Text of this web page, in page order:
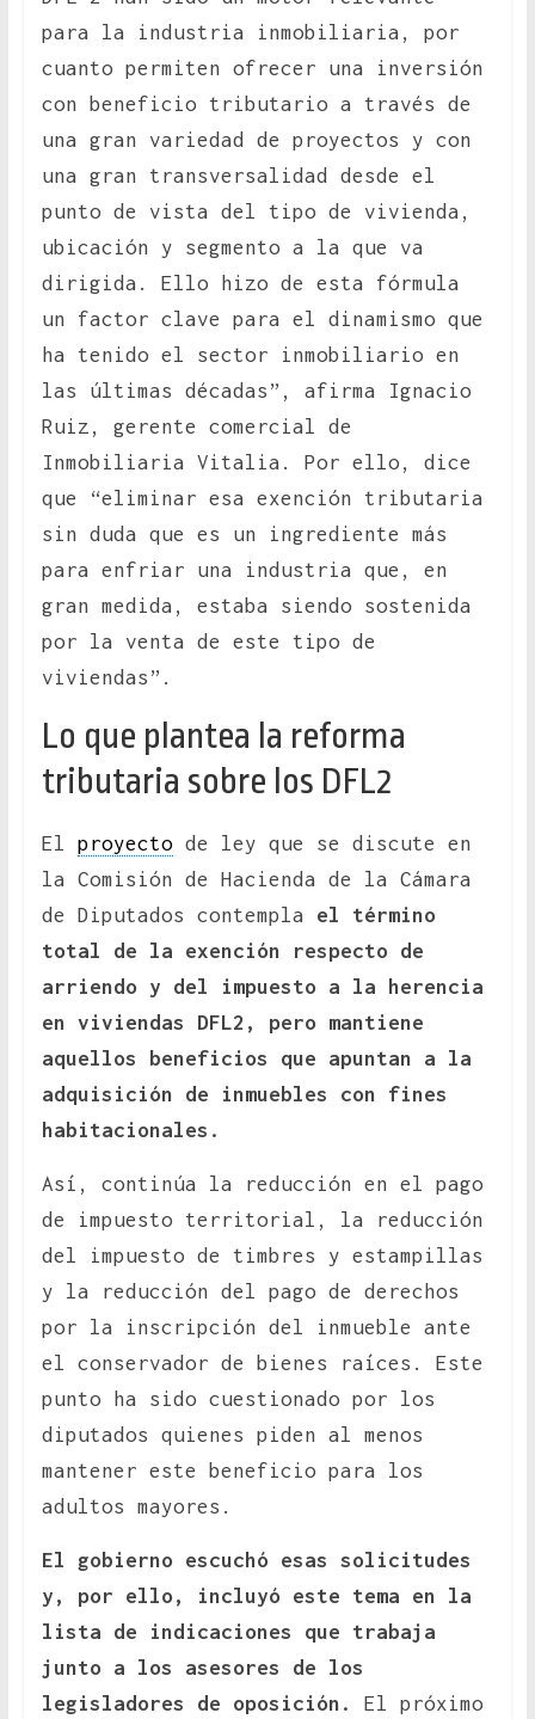
para la industria inmobiliaria, por
cuanto permiten ofrecer una inversión
con beneficio tributario a través de
una gran variedad de proyectos y con
una gran transversalidad desde el
punto de vista del tipo de vivienda,
ubicación y segmento a la que va
dirigida. Ello hizo de esta fórmula
un factor clave para el dinamismo que
ha tenido el sector inmobiliario en
las últimas décadas”, afirma Ignacio
Ruiz, gerente comercial de
Inmobiliaria Vitalia. Por ello, dice
que “eliminar esa exención tributaria
sin duda que es un ingrediente más
para enfriar una industria que, en
gran medida, estaba siendo sostenida
por la venta de este tipo de
viviendas”.
Lo que plantea la reforma
tributaria sobre los DFL2
El proyectode ley que se discute en
la Comisión de Hacienda de la Cámara
de Diputados contempla el término
total de la exención respecto de
arriendo y del impuesto a la herencia
en viviendas DFL2, pero mantiene
aquellos beneficios que apuntan a la
adquisición de inmuebles con fines
habitacionales.
Así, continúa la reducción en el pago
de impuesto territorial, la reducción
del impuesto de timbres y estampillas
y la reducción del pago de derechos
por la inscripción del inmueble ante
el conservador de bienes raíces. Este
punto ha sido cuestionado por los
diputados quienes piden al menos
mantener este beneficio para los
adultos mayores.
El gobierno escuchó esas solicitudes
y, por ello, incluyó este tema en la
lista de indicaciones que trabaja
junto a los asesores de los
legisladores de oposición.
El próximo